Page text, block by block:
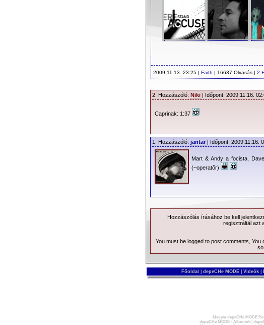
2009.11.13. 23:25 | Faith | 16637 Olvasás | 2
2. Hozzászóló: Niki | Időpont: 2009.11.16.
Caprinak: 1:37
1. Hozzászóló: jantar | Időpont: 2009.11.16.
Mart & Andy a focista,
(~operatőr)
Hozzászólás írásához be kell
regisztráltál azt
You must be logged to post comments, You
Főoldal depeCHe MODE Videók
Magyar depeCHe MODE
depeCHe MODE - Albumok|